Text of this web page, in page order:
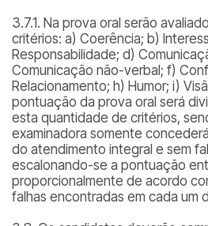
3.7.1. Na prova oral serão
critérios: a) Coerência; b)
Responsabilidade; d)
Comunicação não-verbal; f)
Relacionamento; h) Humor; i)
pontuação da prova oral será
esta quantidade de critérios,
examinadora somente
do atendimento integral e sem
escalonando-se a pontuação
proporcionalmente de acordo
falhas encontradas em cada um